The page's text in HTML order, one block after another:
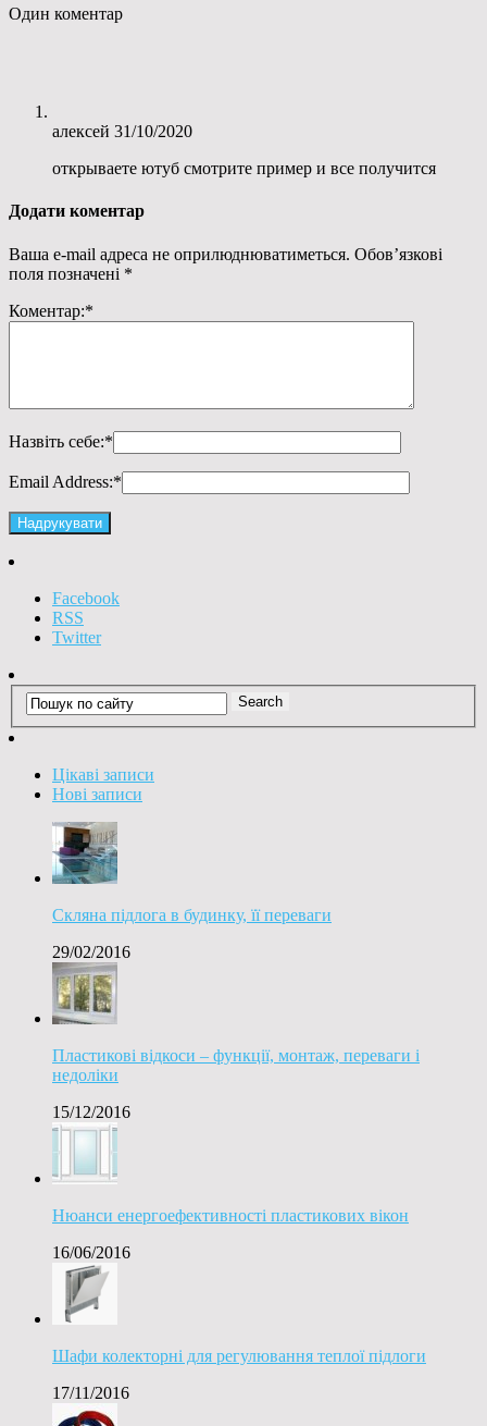
Один коментар
алексей 31/10/2020
открываете ютуб смотрите пример и все получится
Додати коментар
Ваша e-mail адреса не оприлюднюватиметься. Обов’язкові
поля позначені *
Коментар:*
Назвіть себе:*
Email Address:*
Facebook
RSS
Twitter
Цікаві записи
Нові записи
Скляна підлога в будинку, її переваги
29/02/2016
Пластикові відкоси – функції, монтаж, переваги і
недоліки
15/12/2016
Нюанси енергоефективності пластикових вікон
16/06/2016
Шафи колекторні для регулювання теплої підлоги
17/11/2016